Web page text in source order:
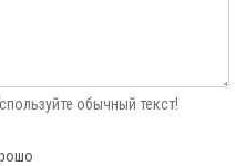
обычный текст!